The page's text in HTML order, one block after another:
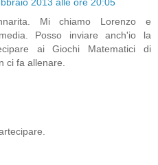
2013 alle ore 20:05
Mi chiamo Lorenzo e
Posso inviare anch'io la
ai Giochi Matematici di
ci fa allenare.